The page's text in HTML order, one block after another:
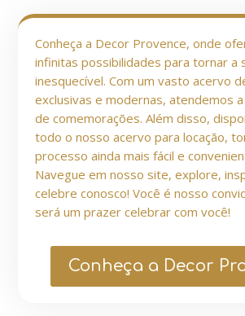
Conheça a Decor Provence, onde
infinitas possibilidades para tornar a
inesquecível. Com um vasto acervo
exclusivas e modernas, atendemos
de comemorações. Além disso,
todo o nosso acervo para locação,
processo ainda mais fácil e
Navegue em nosso site, explore,
celebre conosco! Você é nosso
será um prazer celebrar com você!
Conheça a Decor